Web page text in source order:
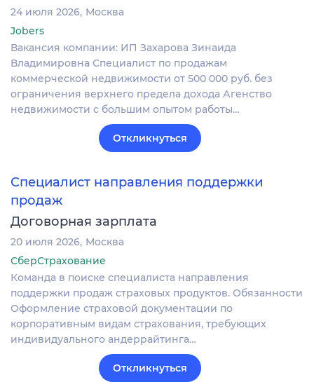
24 июля 2026 Москва
Jobers
Вакансия компании: ИП Захарова Зинаида
Владимировна Специалист по продажам
коммерческой недвижимости от 500 000 руб. без
ограничения верхнего предела дохода Агенство
недвижимости с большим опытом работы…
Откликнуться
Специалист направления поддержки
продаж
Договорная зарплата
20 июля 2026 Москва
СберСтрахование
Команда в поиске специалиста направления
поддержки продаж страховых продуктов. Обязанности
Оформление страховой документации по
корпоративным видам страхования, требующих
индивидуального андеррайтинга…
Откликнуться